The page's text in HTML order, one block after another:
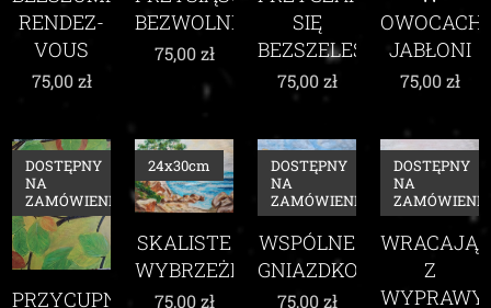
RENDEZ-
VOUS
75,00zł
BEZWOLNIE
75,00zł
SIĘ
BEZSZELESTNIE
75,00zł
OWOCACH
JABŁONI
75,00zł
PRZYCUPNĄĆ
DOSTĘPNY
NA
ZAMÓWIENIE
SKALISTE
WYBRZEŻE
24x30cm
75,00zł
WSPÓLNE
GNIAZDKO
DOSTĘPNY
NA
ZAMÓWIENIE
75,00zł
WRACAJĄC
Z
WYPRAWY
DOSTĘPNY
NA
ZAMÓWIENIE